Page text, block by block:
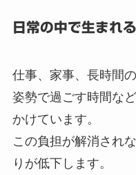
日常の中で生まれ
仕事、家事、長時間
姿勢で過ごす時間な
かけています。
この負担が解消され
りが低下します。